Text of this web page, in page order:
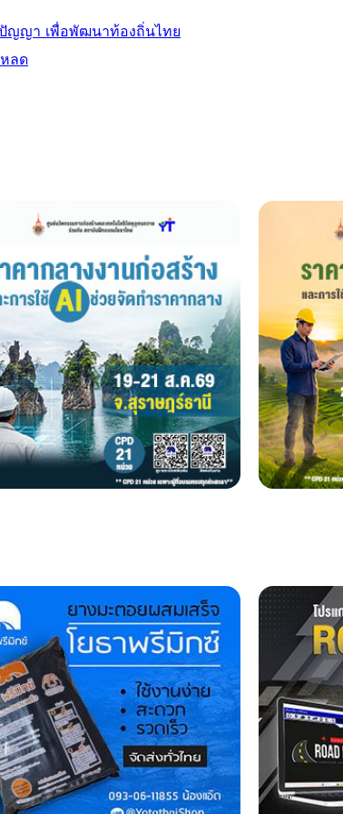
ปัญญา เพื่อพัฒนาท้องถิ่นไทย
ลด